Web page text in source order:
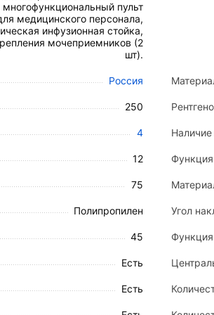
точный угол наклона
непосредственно в
аварийной остановки и
реанимации.
анатомически правильное
тазобедренная секция (0-45°) и
Регулировка угла наклона до
пациента для снятия
секций для предотвращения
мм
пульт
медицинского персонала,
инфузионная стойка,
мочеприемников (2
шт).
Россия
250
4 Наличие
12
75
Полипропилен Угол
45
Есть
Есть